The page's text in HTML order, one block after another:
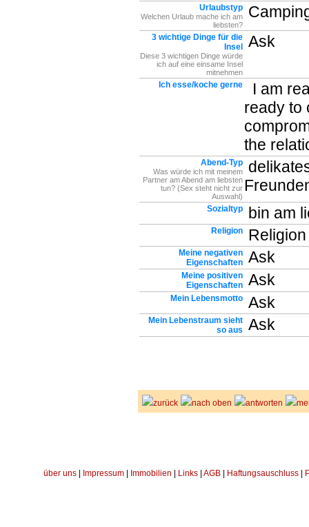
Urlaubstyp
Welchen Urlaub mache ich am
liebsten?
3 wichtige Dinge für die
Insel
Diese 3 wichtigen Dinge würde
ich auf eine einsame Insel
mitnehmen
Ask
Ich esse/koche gerne
I am
ready to
the
Abend-Typ
Was würde ich mit meinem
Partner am Abend am liebsten
tun? (Sex steht nicht zur
Auswahl)
Sozialtyp bin am
Religion
Meine negativen
Eigenschaften Ask
Meine positiven
Eigenschaften Ask
Mein Lebensmotto Ask
Mein Lebenstraum sieht
so aus
Ask
zurück nach oben antworten
über uns Impressum Immobilien Links AGB Haftungsauschluss